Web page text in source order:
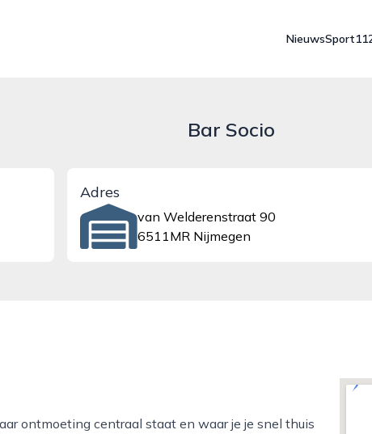
NieuwsSport
Bar Socio
Adres
van Welderenstraat 90
6511MR Nijmegen